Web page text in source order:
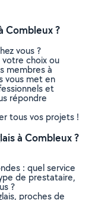
Combleux ?
vous ?
choix ou
membres à
vous met en
et
répondre
tous vos projets !
à Combleux ?
: quel service
de prestataire,
?
proches de